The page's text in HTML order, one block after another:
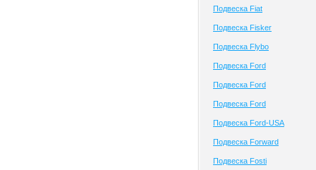
Подвеска Fiat
Подвеска Fisker
Подвеска Flybo
Подвеска Ford
Подвеска Ford
Подвеска Ford
Подвеска Ford-USA
Подвеска Forward
Подвеска Fosti